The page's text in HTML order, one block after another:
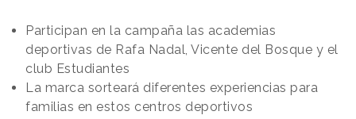
Participan en la campaña las academias
deportivas de Rafa Nadal, Vicente del Bosque y el
club Estudiantes
La marca sorteará diferentes experiencias para
familias en estos centros deportivos